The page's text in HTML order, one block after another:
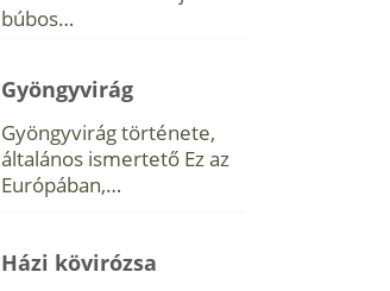
búbos…
Gyöngyvirág
Gyöngyvirág története,
általános ismertető Ez az
Európában,…
Házi kövirózsa